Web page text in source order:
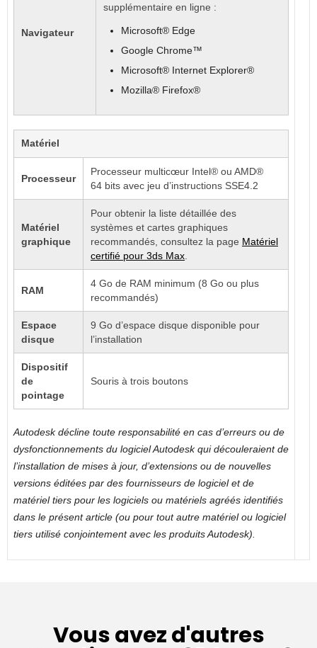
Navigateur
supplémentaire en ligne :
Microsoft® Edge
Google Chrome™
Microsoft® Internet Explorer®
Mozilla® Firefox®
Matériel
Processeur
Processeur multicœur Intel® ou AMD®
64 bits avec jeu d’instructions SSE4.2
Matériel
graphique
Pour obtenir la liste détaillée des
systèmes et cartes graphiques
recommandés, consultez la page Matériel
certifié pour 3ds Max
RAM
4 Go de RAM minimum (8 Go ou plus
recommandés)
Espace
disque
9 Go d’espace disque disponible pour
l’installation
Dispositif
de
pointage
Souris à trois boutons
Autodesk décline toute responsabilité en cas d’erreurs ou de
dysfonctionnements du logiciel Autodesk qui découleraient de
l’installation de mises à jour, d’extensions ou de nouvelles
versions éditées par des fournisseurs de logiciel et de
matériel tiers pour les logiciels ou matériels agréés identifiés
dans le présent article (ou pour tout autre matériel ou logiciel
tiers utilisé conjointement avec les produits Autodesk).
Vous avez d'autres